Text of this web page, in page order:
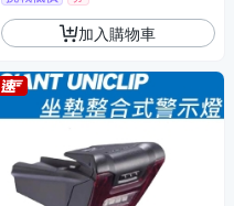
加入購物車